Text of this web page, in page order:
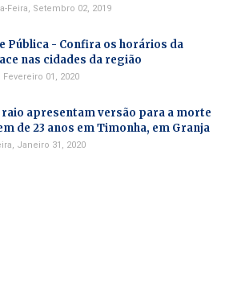
Feira, Setembro 02, 2019
Pública - Confira os horários da
nas cidades da região
Fevereiro 01, 2020
raio apresentam versão para a morte
de 23 anos em Timonha, em Granja
Janeiro 31, 2020